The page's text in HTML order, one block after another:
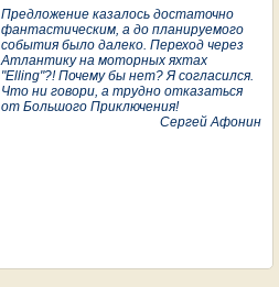
Предложение казалось достаточно
фантастическим, а до планируемого
события было далеко. Переход через
Атлантику на моторных яхтах
"Elling"?! Почему бы нет? Я согласился.
Что ни говори, а трудно отказаться
от Большого Приключения!
Сергей Афонин